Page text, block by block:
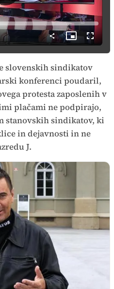
Predvajaj
Slika
v
sliki
način
slovenskih sindikatov
konferenci poudaril,
protesta zaposlenih v
plačami ne podpirajo,
stanovskih sindikatov, ki
in dejavnosti in ne
J.